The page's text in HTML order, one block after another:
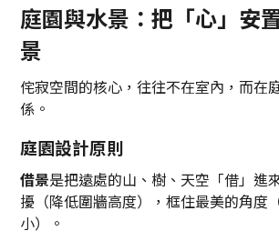
庭園與水景：把「心」安
景
侘寂空間的核心，往往不在室內，而在
係。
庭園設計原則
借景是把遠處的山、樹、天空「借」進
擾（降低圍牆高度），框住最美的角度
小）。